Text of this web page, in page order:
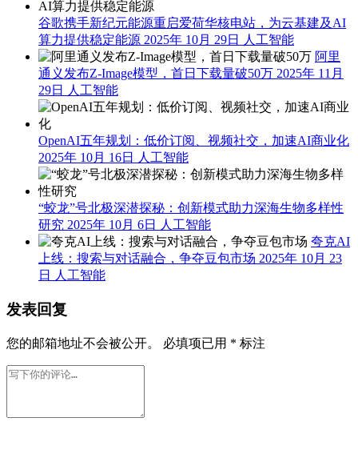
谷歌携手新纪元能源重启爱荷华核电站，为云基建及AI
算力提供稳定能源 2025年 10月 29日
人工智能
阿里
通义发布Z-Image模型，首日下载量破50万 2025年 11月
29日
人工智能
OpenAI五年规划：低价订阅、视频社交，加速AI商业化
2025年 10月 16日
人工智能
“蛟龙”号北极深潜探秘：创新模式助力深海生物多样性
研究 2025年 10月 6日
人工智能
夸克AI
上线：搜索与对话融合，争夺豆包市场 2025年 10月 23
日
人工智能
发表回复
您的邮箱地址不会被公开。 必填项已用 * 标注